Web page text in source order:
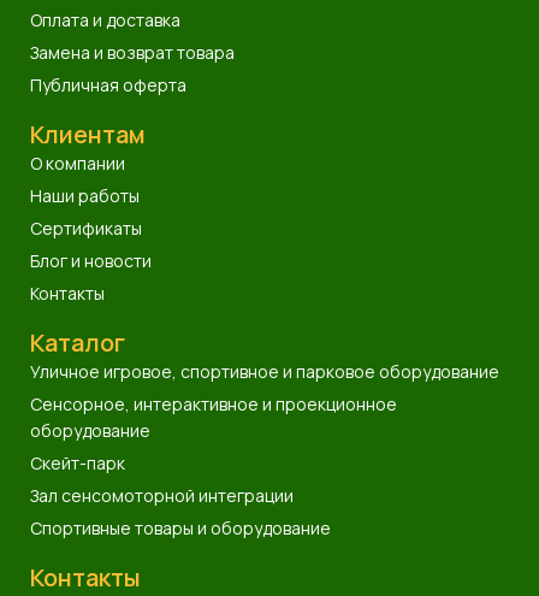
Оплата и доставка
Замена и возврат товара
Публичная оферта
Клиентам
О компании
Наши работы
Сертификаты
Блог и новости
Контакты
Каталог
Уличное игровое, спортивное и парковое оборудование
Сенсорное, интерактивное и проекционное
оборудование
Скейт-парк
Зал сенсомоторной интеграции
Спортивные товары и оборудование
Контакты